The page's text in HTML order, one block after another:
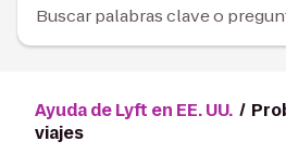
Buscar palabras clave o
Ayuda de Lyft en EE. UU.
viajes